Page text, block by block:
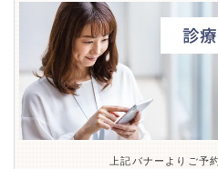
上記バナーよりご予